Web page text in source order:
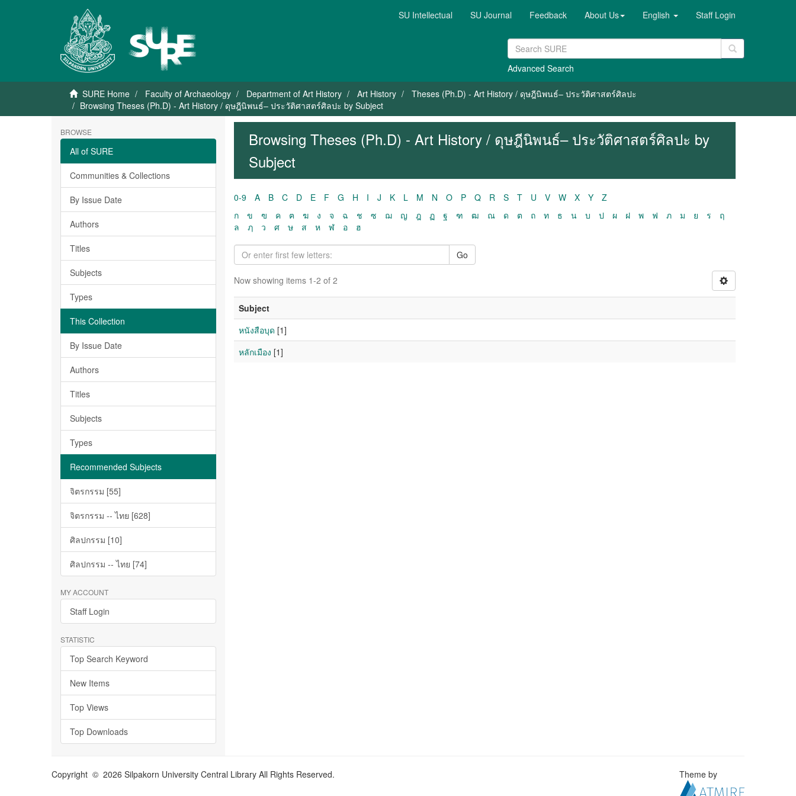
SU Intellectual SU Journal Feedback About Us English Staff Login
Advanced Search
SURE Home Faculty of Archaeology Department of Art History Art History
Theses (Ph.D) - Art History / ดุษฎีนิพนธ์– ประวัติศาสตร์ศิลปะ
Browsing Theses (Ph.D) - Art History / ดุษฎีนิพนธ์– ประวัติศาสตร์ศิลปะ by Subject
BROWSE
All of SURE
Communities & Collections
By Issue Date
Authors
Titles
Subjects
Types
This Collection
By Issue Date
Authors
Titles
Subjects
Types
Recommended Subjects
จิตรกรรม [55]
จิตรกรรม -- ไทย [628]
ศิลปกรรม [10]
ศิลปกรรม -- ไทย [74]
MY ACCOUNT
Staff Login
STATISTIC
Top Search Keyword
New Items
Top Views
Top Downloads
Browsing Theses (Ph.D) - Art History / ดุษฎีนิพนธ์– ประวัติศาสตร์ศิลปะ by
Subject
0-9 A B C D E F G H I J K L M N O P Q R S T U V W X Y
Z
ก
ข ฃ ค ฅ ฆ ง จ ฉ ช ซ ฌ ญ ฎ ฏ ฐ ฑ ฒ ณ ด ต ถ ท ธ น บ ป ผ ฝ พ ฟ ภ ม ย ร
ฤ
ล
ฦ ว ศ ษ ส ห ฬ อ ฮ
Go
Now showing items 1-2 of 2
Subject
หนังสือบุด [1]
หลักเมือง [1]
Copyright © 2026 Silpakorn University Central Library All Rights Reserved. Theme by